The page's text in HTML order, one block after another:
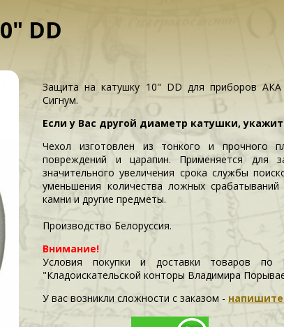
DD
Защита на катушку 10" DD для приборов АКА
Сигнум.
Если у Вас другой диаметр катушки,
Чехол изготовлен из тонкого и прочного
повреждений и царапин. Применяется для
значительного увеличения срока службы
уменьшения количества ложных
камни и другие предметы.
Производство Белоруссия.
Внимание!
Условия покупки и доставки товаров по
"Кладоискательской конторы Владимира
У вас возникли сложности c заказом -